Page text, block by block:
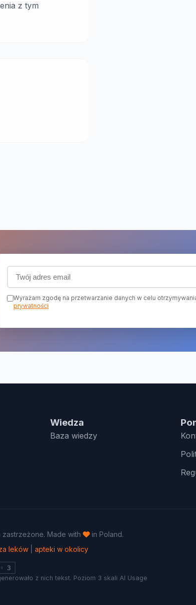
z tym
Adres email (wymagany)
Wyrażam zgodę na przetwarzanie danych w celu
prywatności
Wiedza
Baza wiedzy
Made with
in Poland.
leków apteki w okolicy
z nich tekst. Poziom 3 skali AI Usage